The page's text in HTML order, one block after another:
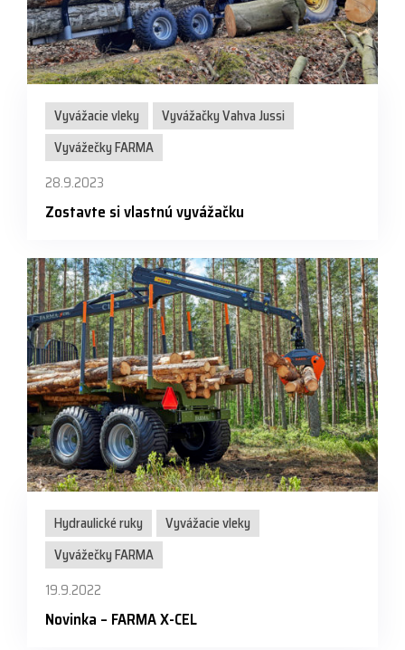
Vyvážacie vleky
Vyvážačky Vahva Jussi
Vyvážečky FARMA
28.9.2023
Zostavte si vlastnú vyvážačku
Hydraulické ruky
Vyvážacie vleky
Vyvážečky FARMA
19.9.2022
Novinka – FARMA X-CEL